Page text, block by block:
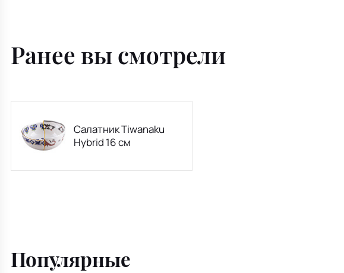
Ранее вы смотрели
Салатник Tiwanaku
Hybrid 16 см
Популярные